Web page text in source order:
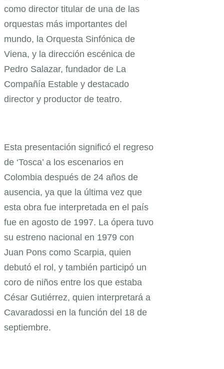
como director titular de una de las
orquestas más importantes del
mundo, la Orquesta Sinfónica de
Viena, y la dirección escénica de
Pedro Salazar, fundador de La
Compañía Estable y destacado
director y productor de teatro.
Esta presentación significó el regreso
de ‘Tosca’ a los escenarios en
Colombia después de 24 años de
ausencia, ya que la última vez que
esta obra fue interpretada en el país
fue en agosto de 1997. La ópera tuvo
su estreno nacional en 1979 con
Juan Pons como Scarpia, quien
debutó el rol, y también participó un
coro de niños entre los que estaba
César Gutiérrez, quien interpretará a
Cavaradossi en la función del 18 de
septiembre.